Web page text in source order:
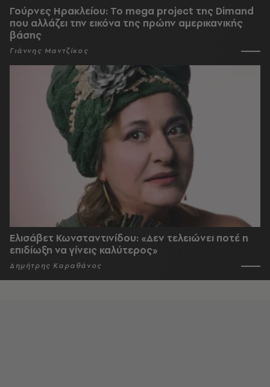
Γούρνες Ηρακλείου: To mega project της Dimand
που αλλάζει την εικόνα της πρώην αμερικανικής
βάσης
Γιάννης Μαντζίκος
Ελισάβετ Κωνσταντινίδου: «Δεν τελειώνει ποτέ η
επιδίωξη να γίνεις καλύτερος»
Δημήτρης Καραθάνος